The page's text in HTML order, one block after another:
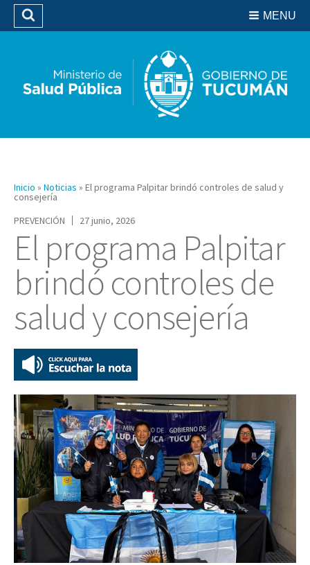
Biblioteca
MENU
Buscar
Inicio » Noticias » El programa Palpitar brindó controles de salud y
consejería
PREVENCIÓN
27 junio, 2026
El programa Palpitar
brindó controles de
salud y consejería